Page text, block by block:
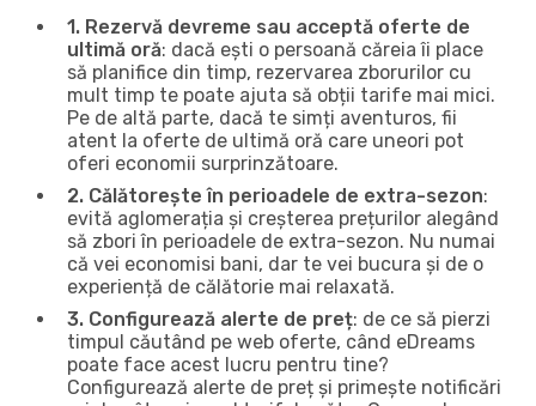
1. Rezervă devreme sau acceptă oferte de
ultimă oră: dacă ești o persoană căreia îi place
să planifice din timp, rezervarea zborurilor cu
mult timp te poate ajuta să obții tarife mai mici.
Pe de altă parte, dacă te simți aventuros, fii
atent la oferte de ultimă oră care uneori pot
oferi economii surprinzătoare.
2. Călătorește în perioadele de extra-sezon:
evită aglomerația și creșterea prețurilor alegând
să zbori în perioadele de extra-sezon. Nu numai
că vei economisi bani, dar te vei bucura și de o
experiență de călătorie mai relaxată.
3. Configurează alerte de preț: de ce să pierzi
timpul căutând pe web oferte, când eDreams
poate face acest lucru pentru tine?
Configurează alerte de preț și primește notificări